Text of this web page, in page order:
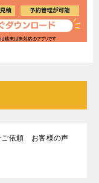
ご依頼 お客様の声